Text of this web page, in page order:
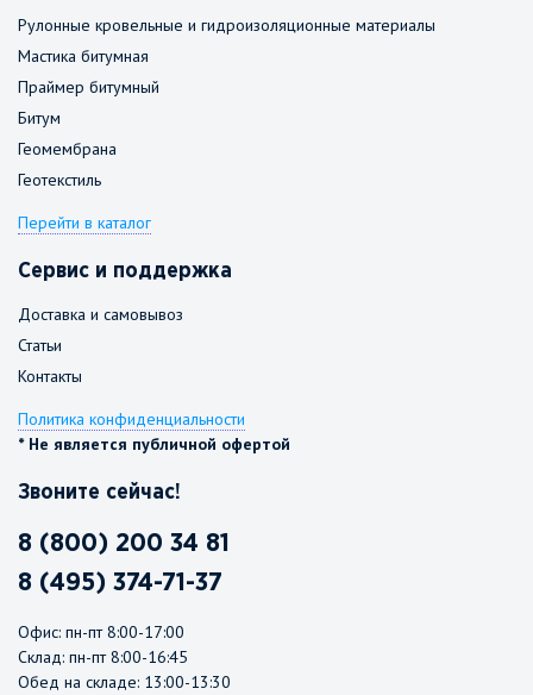
Рулонные кровельные и гидроизоляционные материалы
Мастика битумная
Праймер битумный
Битум
Геомембрана
Геотекстиль
Перейти в каталог
Сервис и поддержка
Доставка и самовывоз
Статьи
Контакты
Политика конфиденциальности
* Не является публичной офертой
Звоните сейчас!
8 (800) 200 34 81
8 (495) 374-71-37
Офис: пн-пт 8:00-17:00
Склад: пн-пт 8:00-16:45
Обед на складе: 13:00-13:30